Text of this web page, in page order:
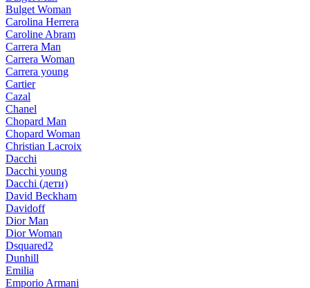
Bulget Woman
Carolina Herrera
Caroline Abram
Carrera Man
Carrera Woman
Carrera young
Cartier
Cazal
Chanel
Chopard Man
Chopard Woman
Christian Lacroix
Dacchi
Dacchi young
Dacchi (дети)
David Beckham
Davidoff
Dior Man
Dior Woman
Dsquared2
Dunhill
Emilia
Emporio Armani